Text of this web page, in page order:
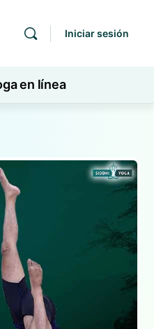
Iniciar sesión
en línea